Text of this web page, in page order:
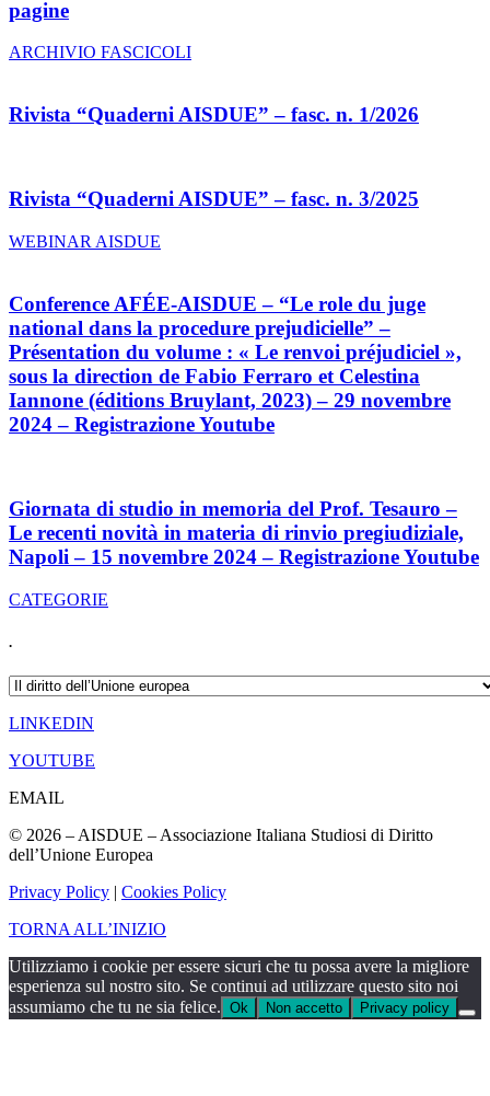
pagine
ARCHIVIO FASCICOLI
Rivista “Quaderni AISDUE” – fasc. n. 1/2026
Rivista “Quaderni AISDUE” – fasc. n. 3/2025
WEBINAR AISDUE
Conference AFÉE-AISDUE – “Le role du juge
national dans la procedure prejudicielle” –
Présentation du volume : « Le renvoi préjudiciel »,
sous la direction de Fabio Ferraro et Celestina
Iannone (éditions Bruylant, 2023) – 29 novembre
2024 – Registrazione Youtube
Giornata di studio in memoria del Prof. Tesauro –
Le recenti novità in materia di rinvio pregiudiziale,
Napoli – 15 novembre 2024 – Registrazione Youtube
CATEGORIE
.
LINKEDIN
YOUTUBE
EMAIL
© 2026 – AISDUE – Associazione Italiana Studiosi di Diritto
dell’Unione Europea
Privacy Policy | Cookies Policy
TORNA ALL’INIZIO
Utilizziamo i cookie per essere sicuri che tu possa avere la migliore
esperienza sul nostro sito. Se continui ad utilizzare questo sito noi
assumiamo che tu ne sia felice. Ok Non accetto Privacy policy